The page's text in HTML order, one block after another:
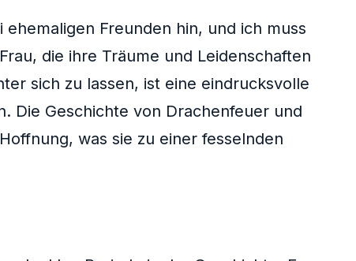
Freunden hin, und ich muss
die ihre Träume und Leidenschaften
sich zu lassen, ist eine eindrucksvolle
Die Geschichte von Drachenfeuer und
was sie zu einer fesselnden